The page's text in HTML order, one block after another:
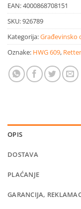
EAN:4000868708151
SKU:926789
Kategorija:Građevinsko
Oznake: HWG 609,
OPIS
DOSTAVA
PLAĆANJE
GARANCIJA,